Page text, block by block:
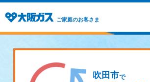
ご家庭のお客さま
吹田市で